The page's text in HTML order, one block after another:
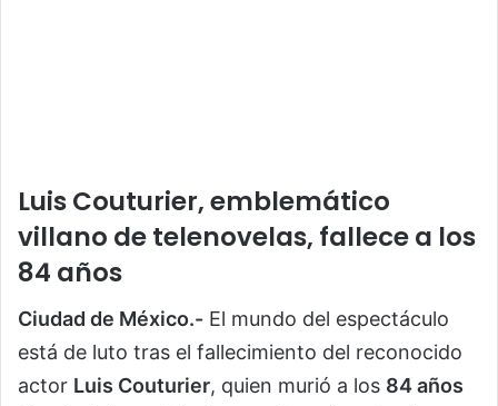
Luis Couturier, emblemático
villano de telenovelas, fallece a los
84 años
Ciudad de México.- El mundo del espectáculo
está de luto tras el fallecimiento del reconocido
actor Luis Couturier, quien murió a los 84 años